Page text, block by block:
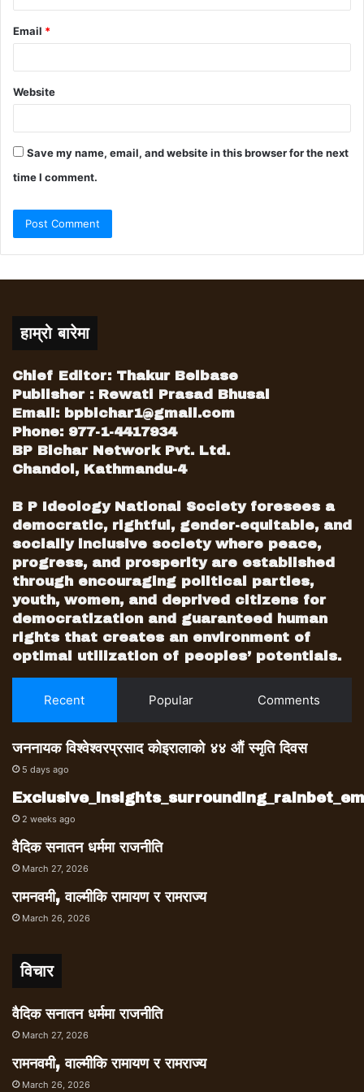
Email *
Website
Save my name, email, and website in this browser for the next
time I comment.
हाम्रो बारेमा
Chief Editor: Thakur Belbase
Publisher : Rewati Prasad Bhusal
Email: bpbichar1@gmail.com
Phone: 977-1-4417934
BP Bichar Network Pvt. Ltd.
Chandol, Kathmandu-4
B P Ideology National Society foresees a
democratic, rightful, gender-equitable, and
socially inclusive society where peace,
progress, and prosperity are established
through encouraging political parties,
youth, women, and deprived citizens for
democratization and guaranteed human
rights that creates an environment of
optimal utilization of peoples’ potentials.
Recent Popular Comments
जननायक विश्वेश्वरप्रसाद कोइरालाको ४४ औं स्मृति दिवस
5 days ago
2 weeks ago
वैदिक सनातन धर्ममा राजनीति
March 27, 2026
रामनवमी, वाल्मीकि रामायण र रामराज्य
March 26, 2026
विचार
वैदिक सनातन धर्ममा राजनीति
March 27, 2026
रामनवमी, वाल्मीकि रामायण र रामराज्य
March 26, 2026